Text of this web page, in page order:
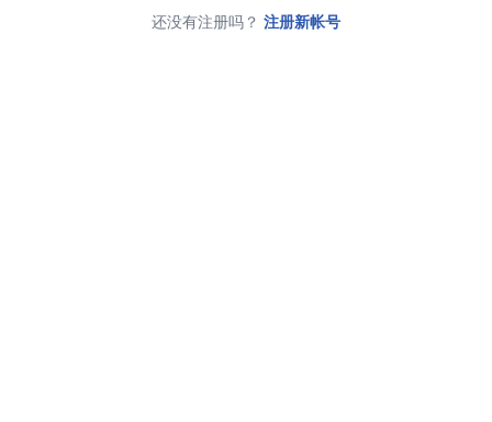
还没有注册吗？ 注册新帐号